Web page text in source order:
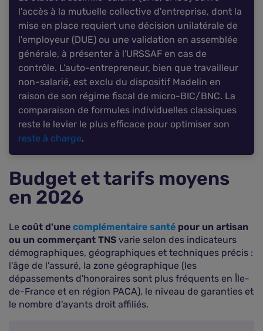
l'accès à la mutuelle collective d'entreprise, dont la
mise en place requiert une décision unilatérale de
l'employeur (DUE) ou une validation en assemblée
générale, à présenter à l'URSSAF en cas de
contrôle. L'auto-entrepreneur, bien que travailleur
non-salarié, est exclu du dispositif Madelin en
raison de son régime fiscal de micro-BIC/BNC. La
comparaison de formules individuelles classiques
reste le levier le plus efficace pour optimiser son
reste à charge.
Budget et tarifs moyens
en 2026
Le coût d'une complémentaire santé pour un artisan
ou un commerçant TNS varie selon des indicateurs
démographiques, géographiques et techniques précis :
l'âge de l'assuré, la zone géographique (les
dépassements d'honoraires sont plus fréquents en Île-
de-France et en région PACA), le niveau de garanties et
le nombre d'ayants droit affiliés.